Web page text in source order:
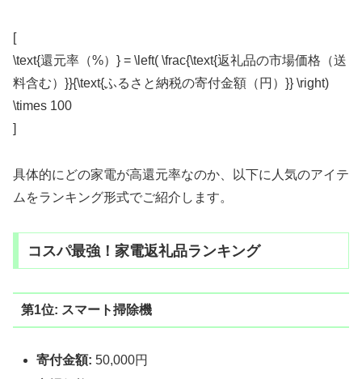
[
\text{還元率（%）} = \left( \frac{\text{返礼品の市場価格（送
料含む）}}{\text{ふるさと納税の寄付金額（円）}} \right)
\times 100
]
具体的にどの家電が高還元率なのか、以下に人気のアイテ
ムをランキング形式でご紹介します。
コスパ最強！家電返礼品ランキング
第1位: スマート掃除機
寄付金額: 50,000円